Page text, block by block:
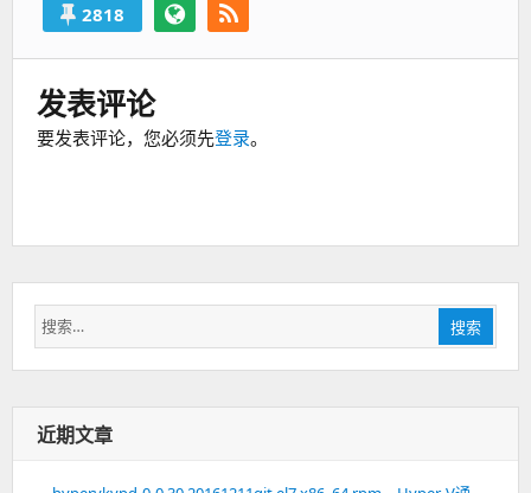
2818
发表评论
要发表评论，您必须先登录。
搜
索：
搜索
近期文章